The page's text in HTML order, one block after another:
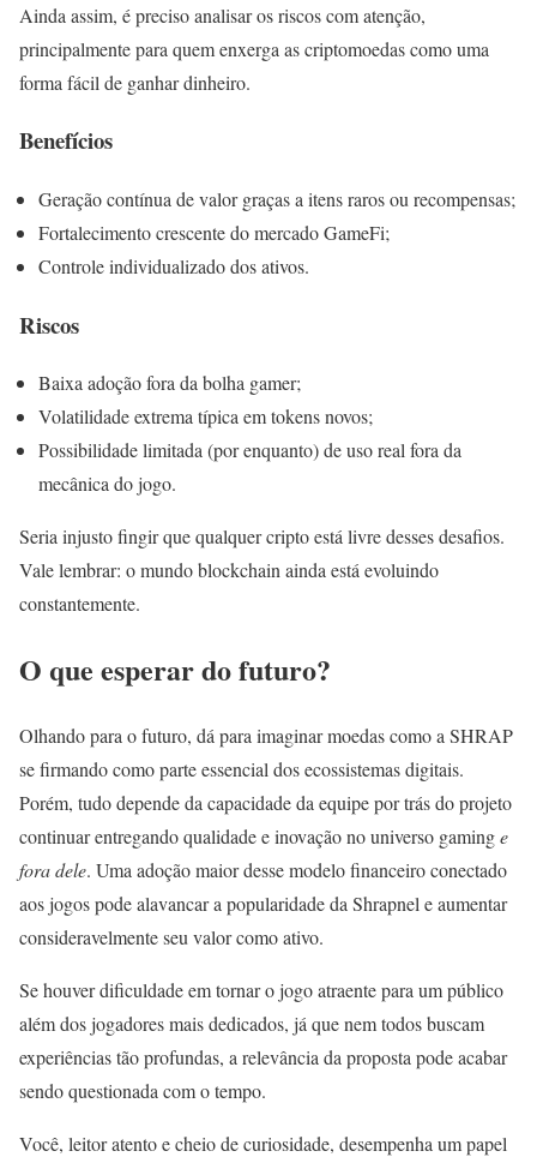
Ainda assim, é preciso analisar os riscos com atenção,
principalmente para quem enxerga as criptomoedas como uma
forma fácil de ganhar dinheiro.
Benefícios
Geração contínua de valor graças a itens raros ou recompensas;
Fortalecimento crescente do mercado GameFi;
Controle individualizado dos ativos.
Riscos
Baixa adoção fora da bolha gamer;
Volatilidade extrema típica em tokens novos;
Possibilidade limitada (por enquanto) de uso real fora da
mecânica do jogo.
Seria injusto fingir que qualquer cripto está livre desses desafios.
Vale lembrar: o mundo blockchain ainda está evoluindo
constantemente.
O que esperar do futuro?
Olhando para o futuro, dá para imaginar moedas como a SHRAP
se firmando como parte essencial dos ecossistemas digitais.
Porém, tudo depende da capacidade da equipe por trás do projeto
continuar entregando qualidade e inovação no universo gaminge
fora dele. Uma adoção maior desse modelo financeiro conectado
aos jogos pode alavancar a popularidade da Shrapnel e aumentar
consideravelmente seu valor como ativo.
Se houver dificuldade em tornar o jogo atraente para um público
além dos jogadores mais dedicados, já que nem todos buscam
experiências tão profundas, a relevância da proposta pode acabar
sendo questionada com o tempo.
Você, leitor atento e cheio de curiosidade, desempenha um papel